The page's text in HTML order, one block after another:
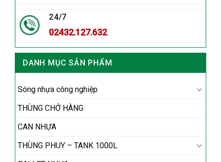
24/7
02432.127.632
DANH MỤC SẢN PHẨM
Sóng nhựa công nghiệp
THÙNG CHỞ HÀNG
CAN NHỰA
THÙNG PHUY – TANK 1000L